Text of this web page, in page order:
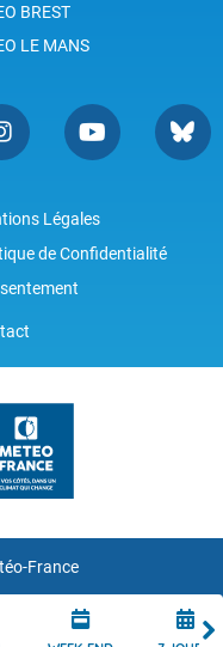
BREST
LE MANS
Légales
de Confidentialité
France